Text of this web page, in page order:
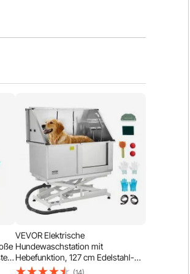
VEVOR Elektrische
Hundewaschstation mit
Hebefunktion, 127 cm Edelstahl-
Tierpflegewanne mit PE-